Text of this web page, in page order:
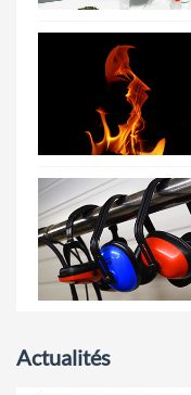
Actualités